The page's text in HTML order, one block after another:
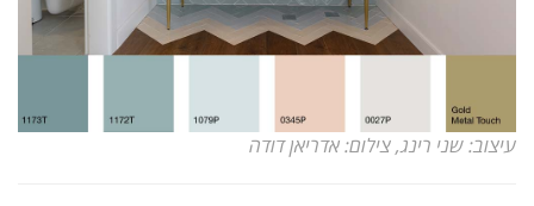
עיצוב: שני רינג, צילום: אדריאן דודה